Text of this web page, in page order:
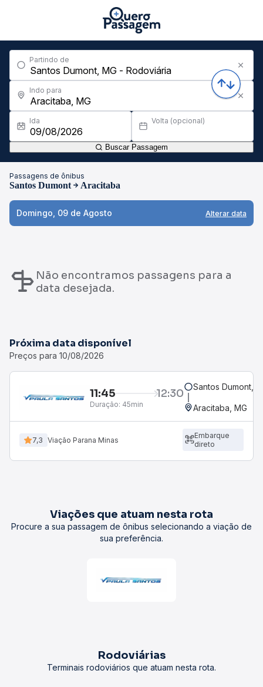
Partindo de
Indo para
Ida Volta (opcional)
Buscar Passagem
Passagens de ônibus
Santos Dumont Aracitaba
Domingo, 09 de Agosto Alterar data
Não encontramos passagens para a
data desejada.
Próxima data disponível
Preços para 10/08/2026
11:45 12:30
Duração: 45min
Santos Dumont,
Aracitaba, MG
7,3 Viação Parana Minas
Embarque
direto
Viações que atuam nesta rota
Procure a sua passagem de ônibus selecionando a viação de
sua preferência.
Rodoviárias
Terminais rodoviários que atuam nesta rota.